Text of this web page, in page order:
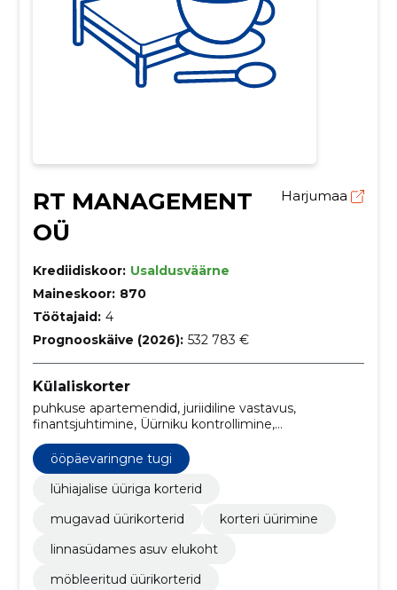
RT MANAGEMENT
OÜ
Harjumaa
Krediidiskoor: Usaldusväärne
Maineskoor: 870
Töötajaid: 4
Prognooskäive (2026): 532 783 €
Külaliskorter
puhkuse apartemendid, juriidiline vastavus,
finantsjuhtimine, Üürniku kontrollimine,
hooldusteenused, Ööpäevaringne tugi, asukoht
kesklinnas, kaasaegsed mugavused, täielikult
möbleeritud korterid, juhtivtöötajate sviidid
ööpäevaringne tugi
lühiajalise üüriga korterid
mugavad üürikorterid
korteri üürimine
linnasüdames asuv elukoht
möbleeritud üürikorterid